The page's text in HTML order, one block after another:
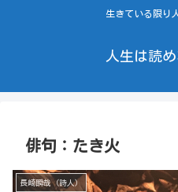
生きている限り
人生は読
俳句：たき火
長崎瞬哉（詩人）